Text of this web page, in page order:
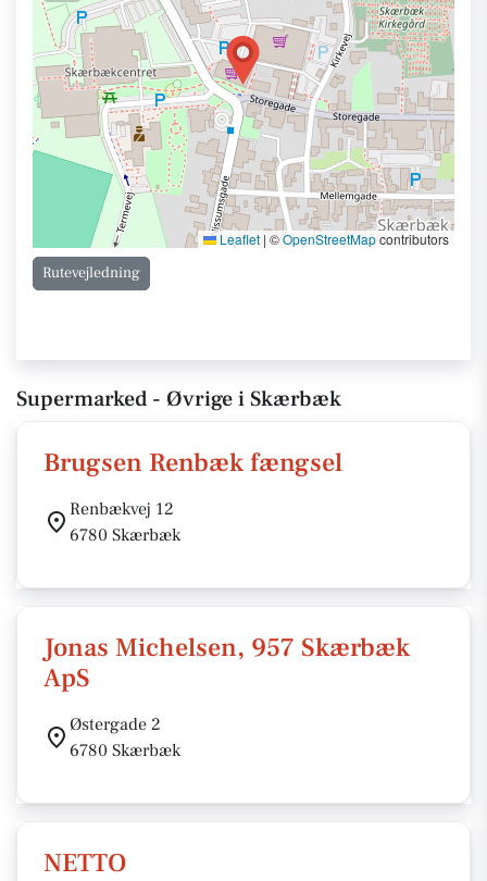
Leaflet | ©OpenStreetMapcontributors
Rutevejledning
Supermarked - Øvrige i Skærbæk
Brugsen Renbæk fængsel
Renbækvej 12
6780 Skærbæk
Jonas Michelsen, 957 Skærbæk
ApS
Østergade 2
6780 Skærbæk
NETTO